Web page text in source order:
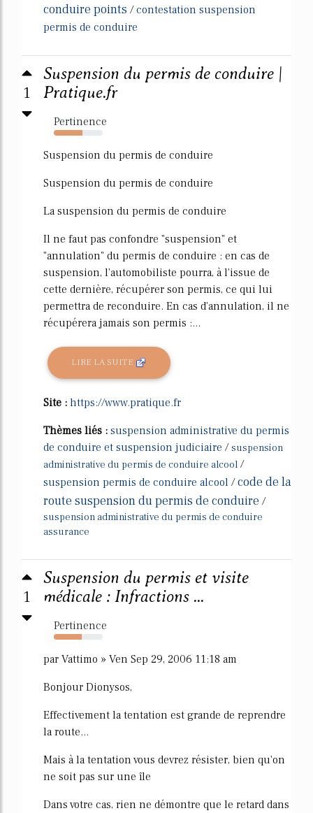
conduire points /contestation suspension
permis de conduire
1
Suspension du permis de conduire |
Pratique.fr
Pertinence
58%
Suspension du permis de conduire
Suspension du permis de conduire
La suspension du permis de conduire
Il ne faut pas confondre "suspension" et
"annulation" du permis de conduire : en cas de
suspension, l'automobiliste pourra, à l'issue de
cette dernière, récupérer son permis, ce qui lui
permettra de reconduire. En cas d'annulation, il ne
récupérera jamais son permis :...
LIRE LA SUITE
Site : https://www.pratique.fr
Thèmes liés : suspension administrative du permis
de conduire et suspension judiciaire /suspension
administrative du permis de conduire alcool /
suspension permis de conduire alcool /code de la
route suspension du permis de conduire /
suspension administrative du permis de conduire
assurance
1
Suspension du permis et visite
médicale : Infractions ...
Pertinence
57%
par Vattimo » Ven Sep 29, 2006 11:18 am
Bonjour Dionysos,
Effectivement la tentation est grande de reprendre
la route...
Mais à la tentation vous devrez résister, bien qu'on
ne soit pas sur une île
Dans votre cas, rien ne démontre que le retard dans